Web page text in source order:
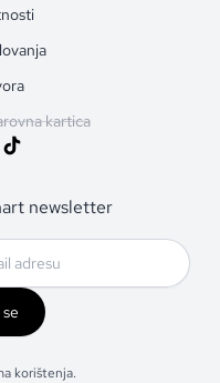
kartica
newsletter
korištenja.